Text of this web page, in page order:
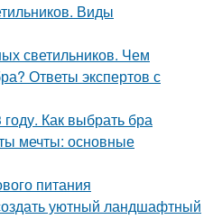
Виды
светильников. Чем
Ответы экспертов с
Как выбрать бра
мечты: основные
питания
уютный ландшафтный